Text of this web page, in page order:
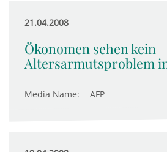
21.04.2008
Ökonomen sehen kein
Altersarmutsproblem
Media Name: AFP